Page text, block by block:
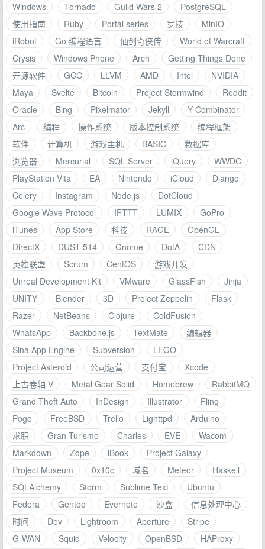
Windows
Tornado Guild Wars 2
PostgreSQL
使用指南
Ruby Portal series 罗技
MinIO
iRobot
Go 编程语言 仙剑奇侠传
World of Warcraft
Crysis
Windows Phone Arch
Getting Things Done
开源软件
GCC LLVM AMD Intel
NVIDIA
Maya
Svelte Bitcoin Project Stormwind
Reddit
Oracle
Bing Pixelmator Jekyll
Y Combinator
Arc
编程 操作系统 版本控制系统
编程框架
软件
计算机 游戏主机 BASIC
数据库
浏览器
Mercurial SQL Server jQuery
WWDC
PlayStation Vita
EA Nintendo iCloud
Django
Celery
Instagram Node.js
DotCloud
Google Wave Protocol
IFTTT LUMIX
GoPro
iTunes
App Store 科技 RAGE
OpenGL
DirectX
DUST 514 Gnome DotA
CDN
英雄联盟
Scrum CentOS
游戏开发
Unreal Development Kit
VMware GlassFish
Jinja
UNITY
Blender 3D Project Zeppelin
Flask
Razer
NetBeans Clojure
ColdFusion
WhatsApp
Backbone.js TextMate
编辑器
Sina App Engine
Subversion
LEGO
Project Asteroid
公司运营 支付宝
Xcode
上古卷轴 V
Metal Gear Solid Homebrew
RabbitMQ
Grand Theft Auto
InDesign Illustrator
Fling
Pogo
FreeBSD Trello Lighttpd
Arduino
求职
Gran Turismo Charles EVE
Wacom
Markdown
Zope iBook
Project Galaxy
Project Museum
0x10c 域名 Meteor
Haskell
SQLAlchemy
Storm Sublime Text
Ubuntu
Fedora
Gentoo Evernote 沙盒
信息处理中心
时间
Dev Lightroom Aperture
Stripe
G-WAN
Squid Velocity OpenBSD HAProxy